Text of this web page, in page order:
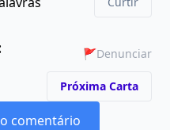
🚩Denunciar
Próxima Carta
comentário